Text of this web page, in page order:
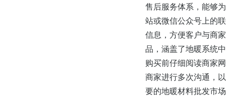
售后服务体系，能够
站或微信公众号上的
信息，方便客户与商
品，涵盖了地暖系统
购买前仔细阅读商家
商家进行多次沟通，
要的地暖材料批发市